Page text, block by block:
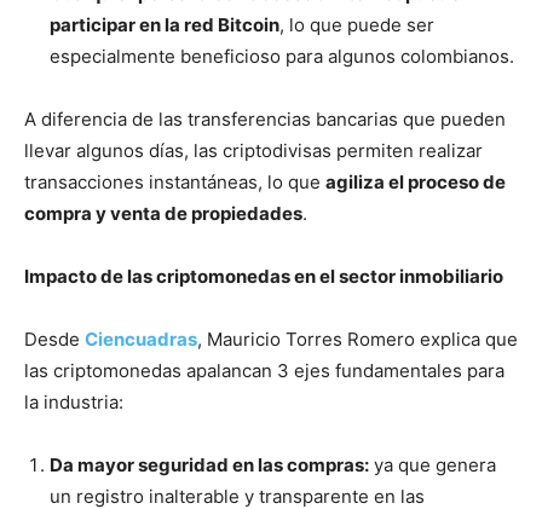
participar en la red Bitcoin, lo que puede ser
especialmente beneficioso para algunos colombianos.
A diferencia de las transferencias bancarias que pueden
llevar algunos días, las criptodivisas permiten realizar
transacciones instantáneas, lo que agiliza el proceso de
compra y venta de propiedades.
Impacto de las criptomonedas en el sector inmobiliario
Desde Ciencuadras, Mauricio Torres Romero explica que
las criptomonedas apalancan 3 ejes fundamentales para
la industria:
Da mayor seguridad en las compras: ya que genera
un registro inalterable y transparente en las